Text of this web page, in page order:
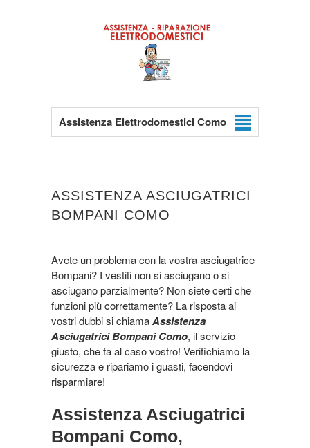
Assistenza Elettrodomestici Como
ASSISTENZA ASCIUGATRICI
BOMPANI COMO
Avete un problema con la vostra asciugatrice
Bompani? I vestiti non si asciugano o si
asciugano parzialmente? Non siete certi che
funzioni più correttamente? La risposta ai
vostri dubbi si chiamaAssistenza
Asciugatrici Bompani Como, il servizio
giusto, che fa al caso vostro! Verifichiamo la
sicurezza e ripariamo i guasti, facendovi
risparmiare!
Assistenza Asciugatrici
Bompani Como,